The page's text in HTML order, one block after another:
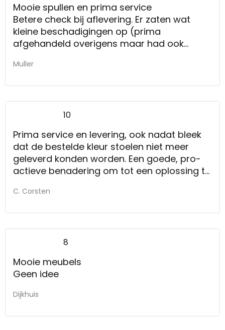
Mooie spullen en prima service
Betere check bij aflevering. Er zaten wat
kleine beschadigingen op (prima
afgehandeld overigens maar had ook
slecht woord over de bezorgers overigens,
getild samen met mij.
Muller
10
Prima service en levering, ook nadat bleek
dat de bestelde kleur stoelen niet meer
geleverd konden worden. Een goede, pro-
actieve benadering om tot een oplossing te
C. Corsten
8
Mooie meubels
Geen idee
Dijkhuis